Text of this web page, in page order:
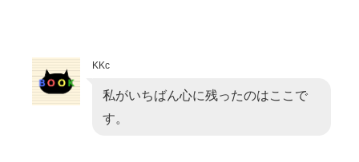
KKc
私がいちばん心に残ったのはここで
す。